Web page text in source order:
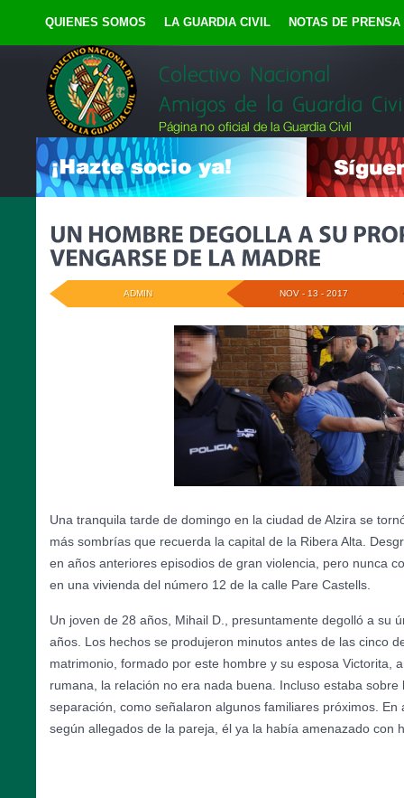
QUIENES SOMOS LA GUARDIA CIVIL NOTAS DE PRENSA
NOV - 13 - 2017
ADMIN
Una tranquila tarde de domingo en la ciudad de Alzira se
más sombrías que recuerda la capital de la Ribera Alta.
en años anteriores episodios de gran violencia, pero nunca
en una vivienda del número 12 de la calle Pare Castells.
Un joven de 28 años, Mihail D., presuntamente degolló a su
años. Los hechos se produjeron minutos antes de las cinco
matrimonio, formado por este hombre y su esposa Victorita,
rumana, la relación no era nada buena. Incluso estaba
separación, como señalaron algunos familiares próximos. En
según allegados de la pareja, él ya la había amenazado con